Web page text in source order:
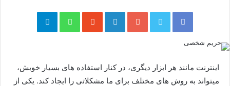
فیس بوک توییتر گوگل پلاس لینکدین ‫StumbleUpon
واتس آپ تلگرام
اینترنت مانند هر ابزار دیگری، در کنار استفاده های بسیار خوبش،
میتواند به روش های مختلف برای ما مشکلاتی را ایجاد کند. یکی از